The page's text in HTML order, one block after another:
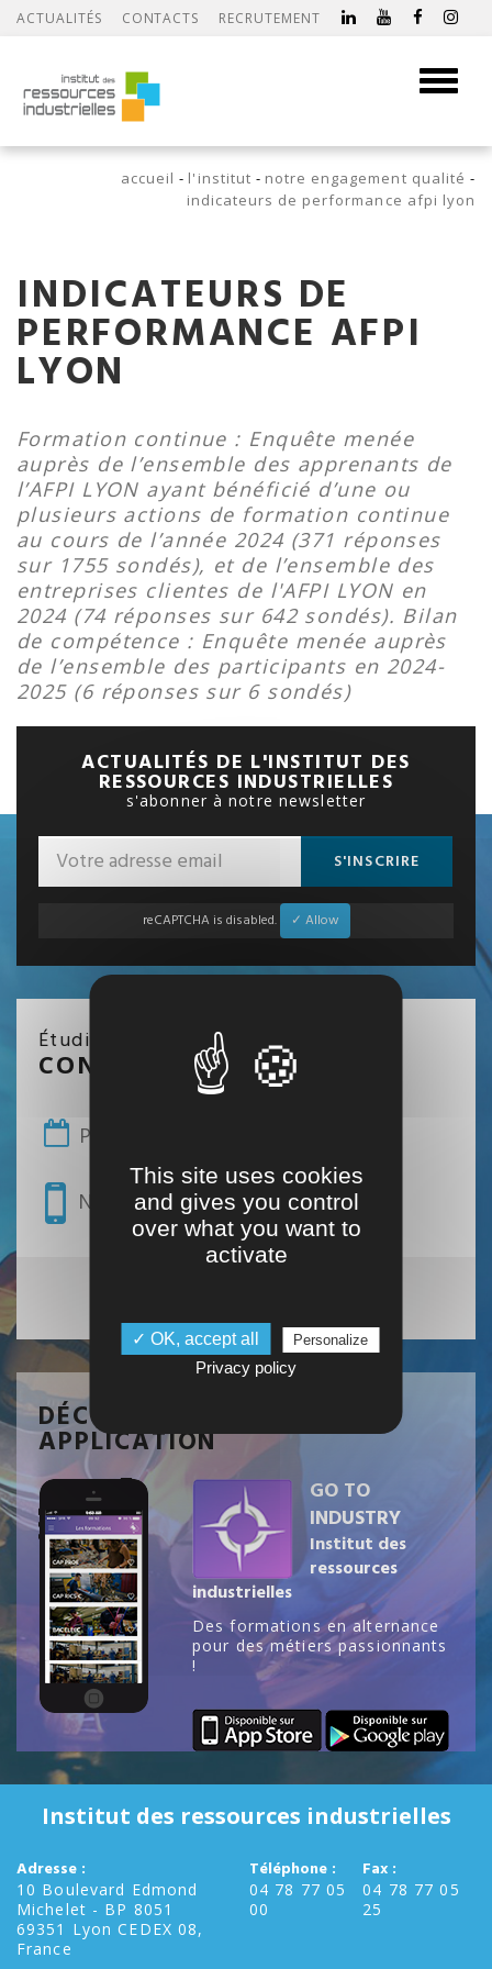
ACTUALITÉS CONTACTS RECRUTEMENT
Toggle
accueil l'institut
notre engagement qualité
indicateurs de performance afpi lyon
INDICATEURS DE
PERFORMANCE AFPI
LYON
Formation continue : Enquête menée
auprès de l’ensemble des apprenants de
l’AFPI LYON ayant bénéficié d’une ou
plusieurs actions de formation continue
au cours de l’année 2024 (371 réponses
sur 1755 sondés), et de l’ensemble des
entreprises clientes de l'AFPI LYON en
2024 (74 réponses sur 642 sondés). Bilan
de compétence : Enquête menée auprès
de l’ensemble des participants en 2024-
2025 (6 réponses sur 6 sondés)
ACTUALITÉS DE L'INSTITUT DES
RESSOURCES INDUSTRIELLES
s'abonner à notre newsletter
S'INSCRIRE
reCAPTCHA is disabled. ✓ Allow
Étudiant / Entreprise / Salarié
CONTACTEZ NOUS
Prendre un rendez-vous
Nous appeler
DÉCOUVREZ NOTRE
APPLICATION
GO TO
INDUSTRY
Institut des
ressources
industrielles
Des formations en alternance
pour des métiers passionnants
!
Institut des ressources industrielles
Adresse :
10 Boulevard Edmond
Michelet - BP 8051
69351 Lyon CEDEX 08,
France
Téléphone :
04 78 77 05
00
Fax :
04 78 77 05
25
This site uses cookies
and gives you control
over what you want to
activate
✓ OK, accept all Personalize
Privacy policy